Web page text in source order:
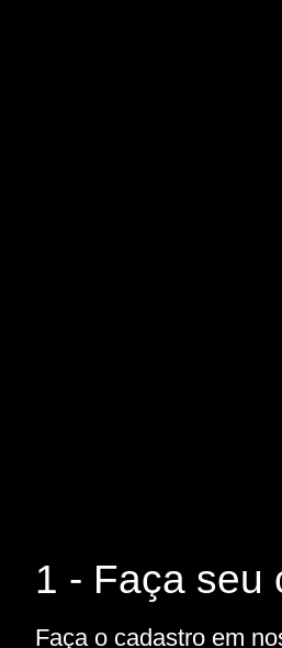
1 - Faça seu
Faça o cadastro em